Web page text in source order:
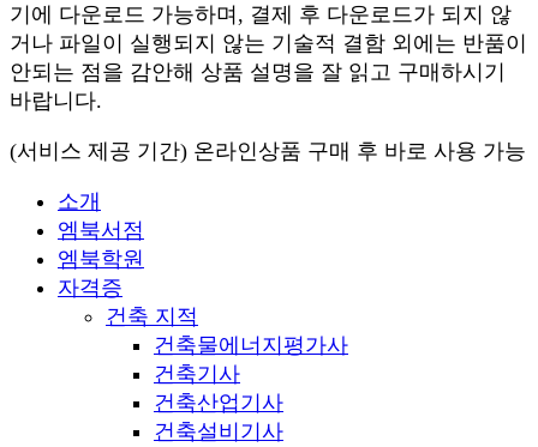
기에 다운로드 가능하며, 결제 후 다운로드가 되지 않
거나 파일이 실행되지 않는 기술적 결함 외에는 반품이
안되는 점을 감안해 상품 설명을 잘 읽고 구매하시기
바랍니다.
(서비스 제공 기간) 온라인상품 구매 후 바로 사용 가능
소개
엠북서점
엠북학원
자격증
건축 지적
건축물에너지평가사
건축기사
건축산업기사
건축설비기사